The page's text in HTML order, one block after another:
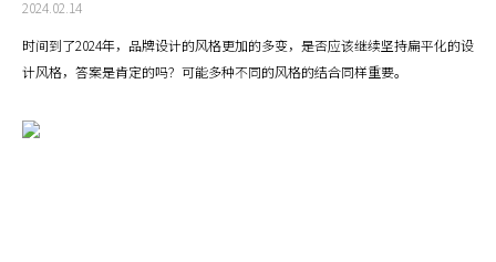
扁平化的设计风格?
2024.02.14
时间到了2024年，品牌设计的风格更加的多变，是否应该继续坚持扁平化的设
计风格，答案是肯定的吗？可能多种不同的风格的结合同样重要。